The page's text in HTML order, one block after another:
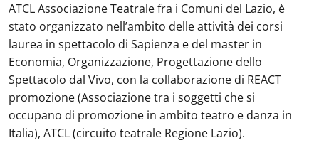
ATCL Associazione Teatrale fra i Comuni del Lazio, è
stato organizzato nell’ambito delle attività dei corsi
laurea in spettacolo di Sapienza e del master in
Economia, Organizzazione, Progettazione dello
Spettacolo dal Vivo, con la collaborazione di REACT
promozione (Associazione tra i soggetti che si
occupano di promozione in ambito teatro e danza in
Italia), ATCL (circuito teatrale Regione Lazio).